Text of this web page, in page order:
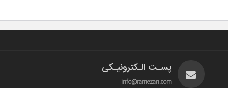
پسـت الـکترونیـکی
info@ramezan.com